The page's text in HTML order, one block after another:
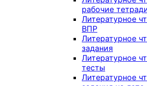
рабочие
Литературное
ВПР
Литературное
задания
Литературное
тесты
Литературное